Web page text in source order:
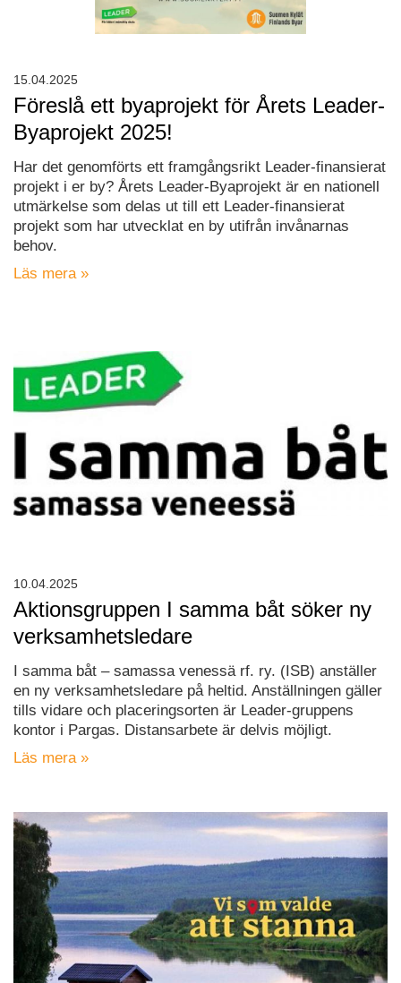
Föreslå ett byaprojekt för Årets Leader-
Byaprojekt 2025!
Har det genomförts ett framgångsrikt Leader-finansierat
projekt i er by? Årets Leader-Byaprojekt är en nationell
utmärkelse som delas ut till ett Leader-finansierat
projekt som har utvecklat en by utifrån invånarnas
behov.
Läs mera »
15.04.2025
Aktionsgruppen I samma båt söker ny
verksamhetsledare
I samma båt – samassa venessä rf. ry. (ISB) anställer
en ny verksamhetsledare på heltid. Anställningen gäller
tills vidare och placeringsorten är Leader-gruppens
kontor i Pargas. Distansarbete är delvis möjligt.
Läs mera »
10.04.2025